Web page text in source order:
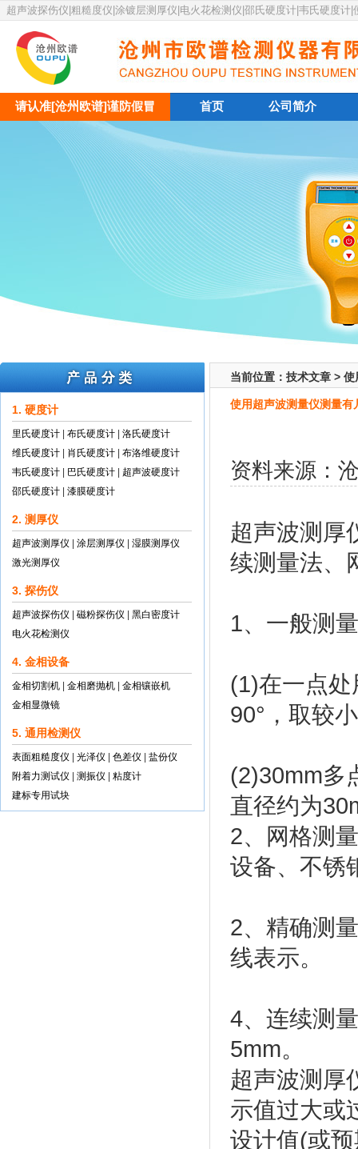
超声波探伤仪|粗糙度仪|涂镀层测厚仪|电火花检测仪|邵氏硬度计|韦氏硬度计|
请认准[沧州欧谱]谨防假冒 首页 公司简介
1. 硬度计
里氏硬度计 布氏硬度计
洛氏硬度计
维氏硬度计
肖氏硬度计
布洛维硬度计
韦氏硬度计
巴氏硬度计
超声波硬度计
邵氏硬度计
漆膜硬度计
2. 测厚仪
超声波测厚仪 涂层测厚仪
湿膜测厚仪
激光测厚仪
3. 探伤仪
超声波探伤仪 磁粉探伤仪
黑白密度计
电火花检测仪
4. 金相设备
金相切割机 金相磨抛机
金相镶嵌机
金相显微镜
5. 通用检测仪
表面粗糙度仪 光泽仪 色差仪
盐份仪
附着力测试仪
测振仪
粘度计
建标专用试块
当前位置： 技术文章 > 使
使用超声波测量仪测量有
资料来源：
超声波测厚
续测量法、
1、一般测
(1)在一点
90°，取较
(2)30mm多
直径约为
2、网格测
设备、不锈
2、精确测
线表示。
4、连续测
5mm。
超声波测厚
示值过大或
设计值(或